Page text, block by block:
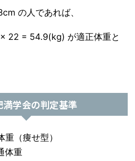
の人であれば、
22 = 54.9(kg) が適正体重と
満学会の判定基準
痩せ型）
体重